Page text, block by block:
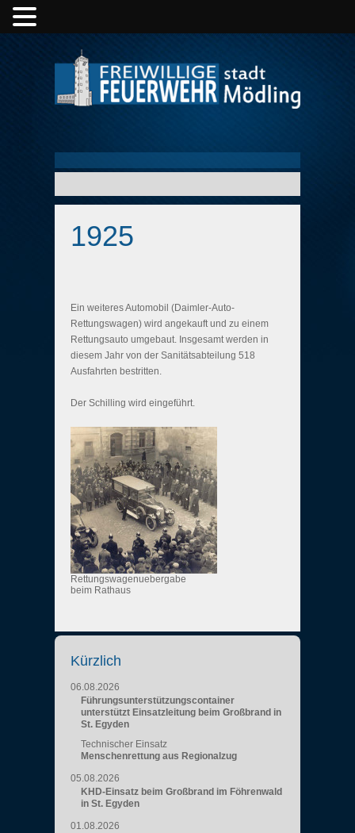
1925
Ein weiteres Automobil (Daimler-Auto-
Rettungswagen) wird angekauft und zu einem
Rettungsauto umgebaut. Insgesamt werden in
diesem Jahr von der Sanitätsabteilung 518
Ausfahrten bestritten.
Der Schilling wird eingeführt.
Rettungswagenuebergabe
beim Rathaus
Kürzlich
06.08.2026
Führungsunterstützungscontainer
unterstützt Einsatzleitung beim Großbrand in
St. Egyden
Technischer Einsatz
Menschenrettung aus Regionalzug
05.08.2026
KHD-Einsatz beim Großbrand im Föhrenwald
in St. Egyden
01.08.2026